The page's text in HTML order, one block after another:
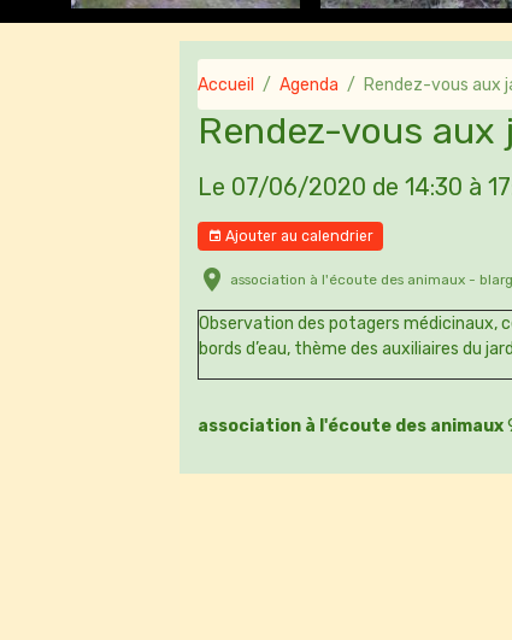
Accueil Agenda Rendez-vous aux
Rendez-vous aux
Le 07/06/2020 de 14:30 à
Ajouter au calendrier
association à l'écoute des animaux -
Observation des potagers médicinaux,
bords d’eau, thème des auxiliaires du
association à l'écoute des animaux